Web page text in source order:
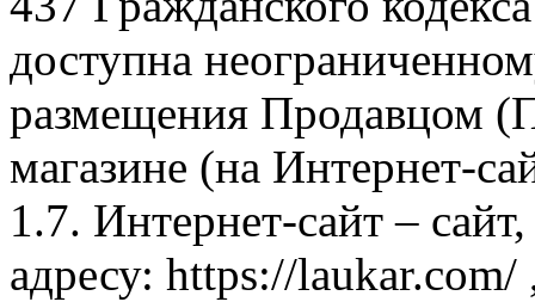
доступна
размещения Продавцом
магазине (на Интернет-
1.7. Интернет-сайт –
адресу: https://laukar.com/